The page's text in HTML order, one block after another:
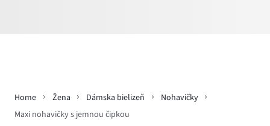
Home Žena Dámska bielizeň
Nohavičky
Maxi nohavičky s jemnou čipkou